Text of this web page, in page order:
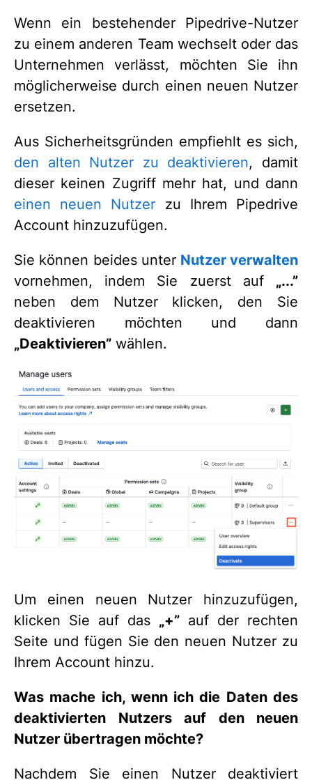
Wenn ein bestehender Pipedrive-Nutzer
zu einem anderen Team wechselt oder das
Unternehmen verlässt, möchten Sie ihn
möglicherweise durch einen neuen Nutzer
ersetzen.
Aus Sicherheitsgründen empfiehlt es sich,
den alten Nutzer zu deaktivieren, damit
dieser keinen Zugriff mehr hat, und dann
einen neuen Nutzer zu Ihrem Pipedrive
Account hinzuzufügen.
Sie können beides unter Nutzer verwalten
vornehmen, indem Sie zuerst auf „...”
neben dem Nutzer klicken, den Sie
deaktivieren möchten und dann
„Deaktivieren” wählen.
Um einen neuen Nutzer hinzuzufügen,
klicken Sie auf das „+” auf der rechten
Seite und fügen Sie den neuen Nutzer zu
Ihrem Account hinzu.
Was mache ich, wenn ich die Daten des
deaktivierten Nutzers auf den neuen
Nutzer übertragen möchte?
Nachdem Sie einen Nutzer deaktiviert